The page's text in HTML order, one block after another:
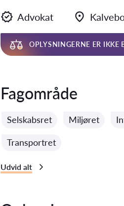
Advokat
OPLYSNINGERNE ER IKKE
Fagområde
Selskabsret Miljøret
Transportret
Udvid alt